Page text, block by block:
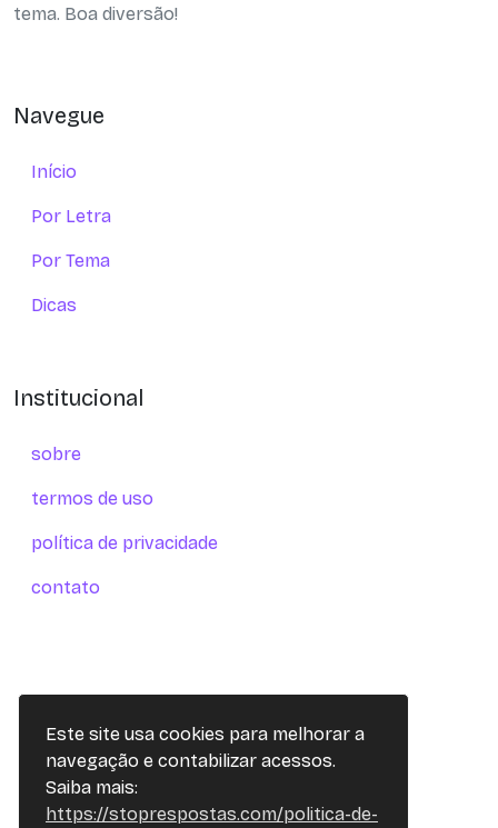
Este site usa cookies para melhorar a
navegação e contabilizar acessos.
Saiba mais:
https://stoprespostas.com/politica-de-
tema. Boa diversão!
Navegue
Início
Por Letra
Por Tema
Dicas
Institucional
sobre
termos de uso
política de privacidade
contato